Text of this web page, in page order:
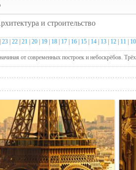
и строительство
23 22 21 20 19 18 17 16 15 14 13 12 11 10
от современных построек и небоскрёбов.